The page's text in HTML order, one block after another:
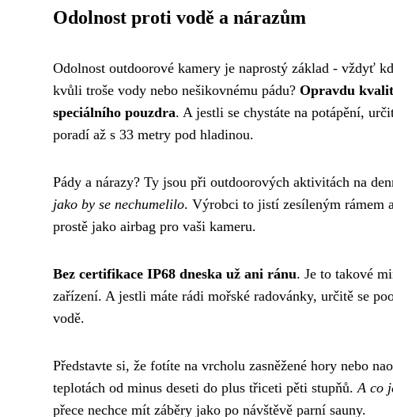
Odolnost proti vodě a nárazům
Odolnost outdoorové kamery je naprostý základ - vždyť
kvůli troše vody nebo nešikovnému pádu? Opravdu
speciálního pouzdra. A jestli se chystáte na potápění,
poradí až s 33 metry pod hladinou.
Pády a nárazy? Ty jsou při outdoorových aktivitách na
jako by se nechumelilo. Výrobci to jistí zesíleným rámem
prostě jako airbag pro vaši kameru.
Bez certifikace IP68 dneska už ani ránu. Je to takové
zařízení. A jestli máte rádi mořské radovánky, určitě se
vodě.
Představte si, že fotíte na vrcholu zasněžené hory nebo
teplotách od minus deseti do plus třiceti pěti stupňů. A co
přece nechce mít záběry jako po návštěvě parní sauny.